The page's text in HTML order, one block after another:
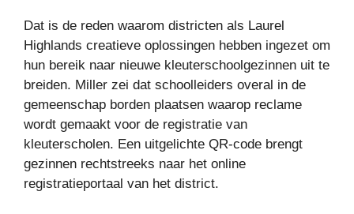
Dat is de reden waarom districten als Laurel
Highlands creatieve oplossingen hebben ingezet om
hun bereik naar nieuwe kleuterschoolgezinnen uit te
breiden. Miller zei dat schoolleiders overal in de
gemeenschap borden plaatsen waarop reclame
wordt gemaakt voor de registratie van
kleuterscholen. Een uitgelichte QR-code brengt
gezinnen rechtstreeks naar het online
registratieportaal van het district.